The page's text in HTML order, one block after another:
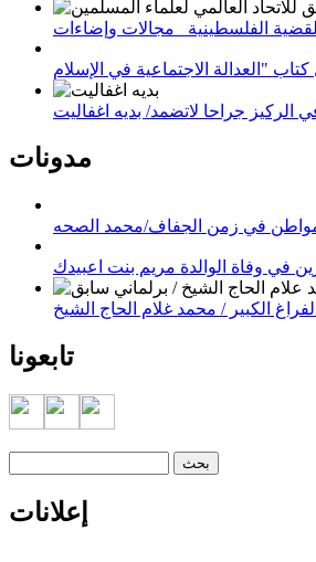
للقضية الفلسطينية_ مجالات وإضاءات
جراحا لاتضمد/ بديه اغفاليت
مدونات
في زمن الجفاف/محمد الصحه
في وفاة الوالدة مريم بنت اعبيدك
الفراغ الكبير / محمد غلام الحاج الشيخ
تابعونا
إعلانات